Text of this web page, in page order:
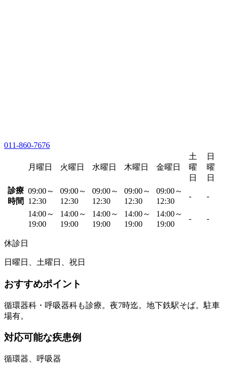
011-860-7676
月曜日 火曜日 水曜日 木曜日 金曜日
土
曜
日
日
曜
日
診療
時間
09:00～
12:30
09:00～
12:30
09:00～
12:30
09:00～
12:30
09:00～
12:30
- -
14:00～
19:00
14:00～
19:00
14:00～
19:00
14:00～
19:00
14:00～
19:00
- -
休診日
日曜日、土曜日、祝日
おすすめポイント
循環器科・呼吸器科も診療。夜7時迄。地下鉄駅そば。駐車
場有。
対応可能な疾患例
循環器、呼吸器